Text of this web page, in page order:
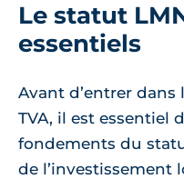
Le statut
essentiels
Avant d’entrer dans
TVA, il est essentiel
fondements du
de l’investissement